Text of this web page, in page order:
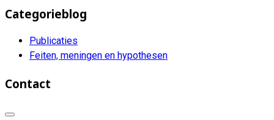
Categorieblog
Publicaties
Feiten, meningen en hypothesen
Contact